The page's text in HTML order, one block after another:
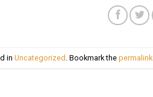
in Uncategorized . Bookmark the permalink